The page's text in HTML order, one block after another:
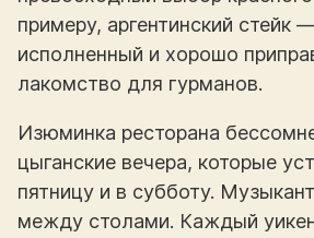
примеру, аргентинский стейк
исполненный и хорошо
лакомство для гурманов.
Изюминка ресторана
цыганские вечера, которые
пятницу и в субботу.
между столами. Каждый